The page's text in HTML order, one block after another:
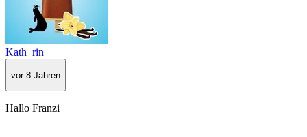
Kath_rin
vor 8 Jahren
Hallo Franzi